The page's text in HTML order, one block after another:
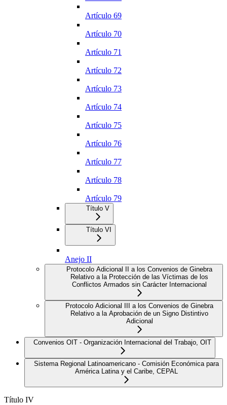
Artículo 69
Artículo 70
Artículo 71
Artículo 72
Artículo 73
Artículo 74
Artículo 75
Artículo 76
Artículo 77
Artículo 78
Artículo 79
Título V
Título VI
Anejo II
Protocolo Adicional II a los Convenios de Ginebra
Relativo a la Protección de las Víctimas de los
Conflictos Armados sin Carácter Internacional
Protocolo Adicional III a los Convenios de Ginebra
Relativo a la Aprobación de un Signo Distintivo
Adicional
Convenios OIT - Organización Internacional del Trabajo, OIT
Sistema Regional Latinoamericano - Comisión Económica para
América Latina y el Caribe, CEPAL
Título IV